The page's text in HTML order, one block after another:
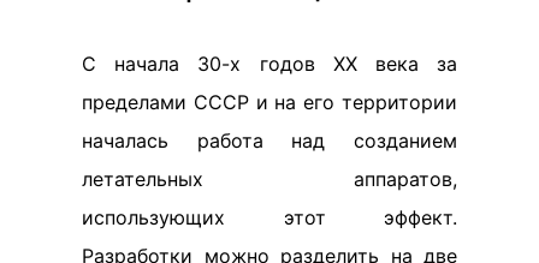
С начала 30-х годов XX века за
пределами СССР и на его территории
началась работа над созданием
летательных аппаратов,
использующих этот эффект.
Разработки можно разделить на две